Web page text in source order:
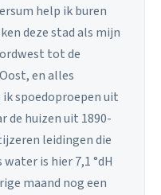
help ik buren
deze stad als mijn
tot de
en alles
spoedoproepen uit
de huizen uit 1890-
leidingen die
is hier 7,1 °dH
maand nog een